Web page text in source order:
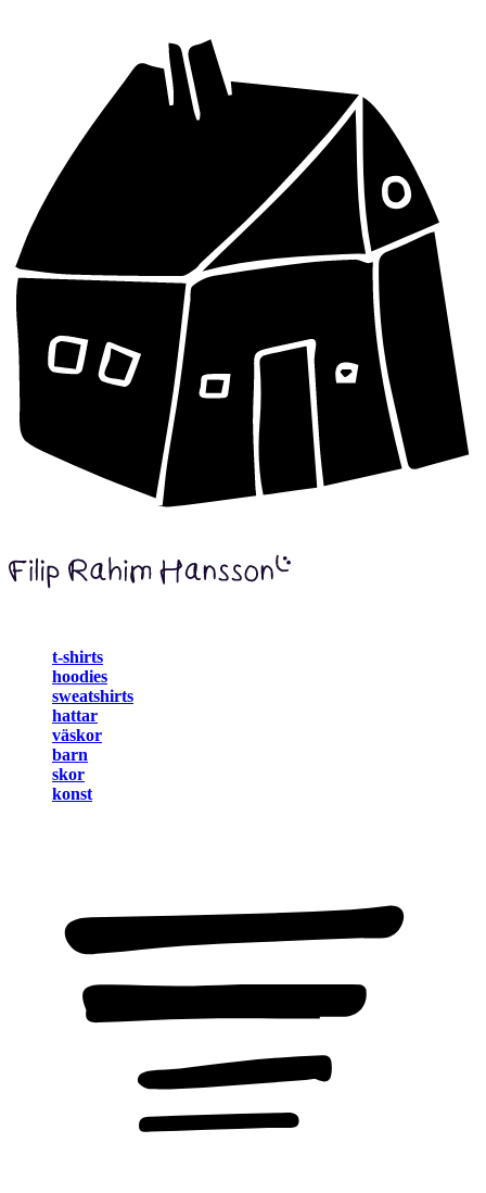
t-shirts
hoodies
sweatshirts
hattar
väskor
barn
skor
konst